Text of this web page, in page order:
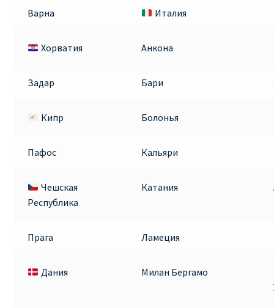
Варна Италия
Хорватия Анкона
Задар Бари
Кипр Болонья
Пафос Кальяри
Чешская
Республика
Катания
Прага Ламеция
Дания Милан Бергамо